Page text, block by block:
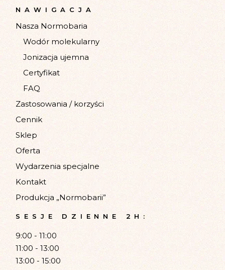
NAWIGACJA
Nasza Normobaria
Wodór molekularny
Jonizacja ujemna
Certyfikat
FAQ
Zastosowania / korzyści
Cennik
Sklep
Oferta
Wydarzenia specjalne
Kontakt
Produkcja „Normobarii”
SESJE DZIENNE 2H:
9:00 - 11:00
11:00 - 13:00
13:00 - 15:00